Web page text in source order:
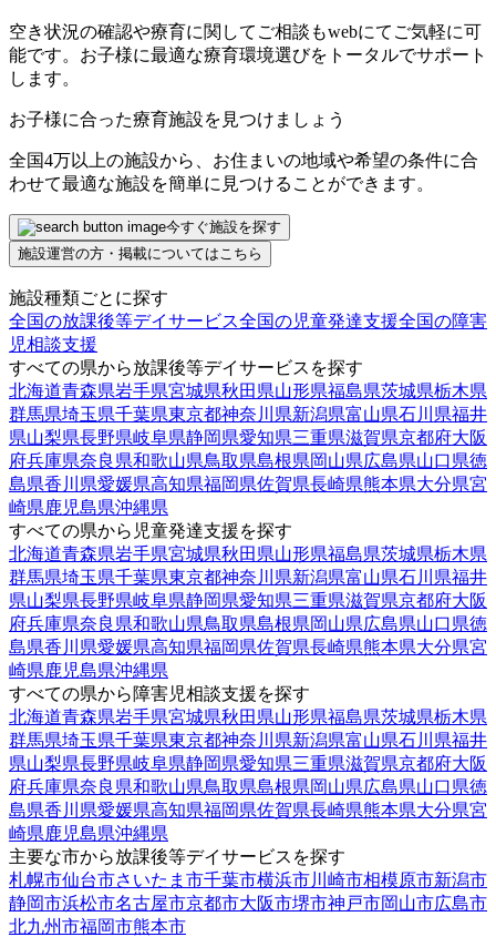
空き状況の確認や療育に関してご相談もwebにてご気軽に可
能です。お子様に最適な療育環境選びをトータルでサポート
します。
お子様に合った療育施設を見つけましょう
全国4万以上の施設から、お住まいの地域や希望の条件に合
わせて最適な施設を簡単に見つけることができます。
今すぐ施設を探す
施設運営の方・掲載についてはこちら
施設種類ごとに探す
全国の放課後等デイサービス全国の児童発達支援全国の障害
児相談支援
すべての県から放課後等デイサービスを探す
北海道青森県岩手県宮城県秋田県山形県福島県茨城県栃木県
群馬県埼玉県千葉県東京都神奈川県新潟県富山県石川県福井
県山梨県長野県岐阜県静岡県愛知県三重県滋賀県京都府大阪
府兵庫県奈良県和歌山県鳥取県島根県岡山県広島県山口県徳
島県香川県愛媛県高知県福岡県佐賀県長崎県熊本県大分県宮
崎県鹿児島県沖縄県
すべての県から児童発達支援を探す
北海道青森県岩手県宮城県秋田県山形県福島県茨城県栃木県
群馬県埼玉県千葉県東京都神奈川県新潟県富山県石川県福井
県山梨県長野県岐阜県静岡県愛知県三重県滋賀県京都府大阪
府兵庫県奈良県和歌山県鳥取県島根県岡山県広島県山口県徳
島県香川県愛媛県高知県福岡県佐賀県長崎県熊本県大分県宮
崎県鹿児島県沖縄県
すべての県から障害児相談支援を探す
北海道青森県岩手県宮城県秋田県山形県福島県茨城県栃木県
群馬県埼玉県千葉県東京都神奈川県新潟県富山県石川県福井
県山梨県長野県岐阜県静岡県愛知県三重県滋賀県京都府大阪
府兵庫県奈良県和歌山県鳥取県島根県岡山県広島県山口県徳
島県香川県愛媛県高知県福岡県佐賀県長崎県熊本県大分県宮
崎県鹿児島県沖縄県
主要な市から放課後等デイサービスを探す
札幌市仙台市さいたま市千葉市横浜市川崎市相模原市新潟市
静岡市浜松市名古屋市京都市大阪市堺市神戸市岡山市広島市
北九州市福岡市熊本市